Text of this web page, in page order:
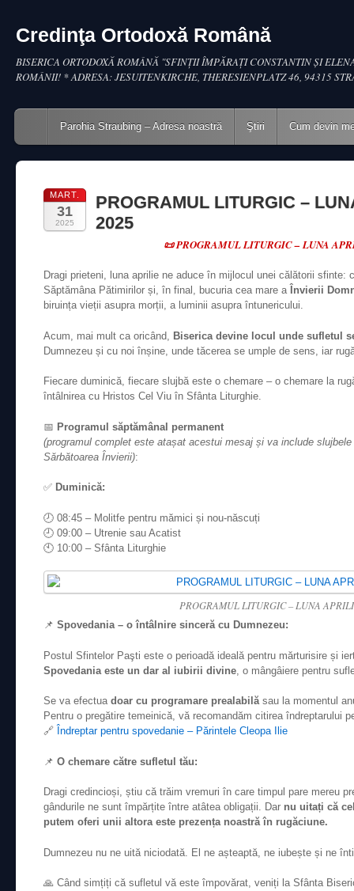
Credinţa Ortodoxă Română
BISERICA ORTODOXĂ ROMÂNĂ "SFINŢII ÎMPĂRAŢI CONSTANTIN ŞI
ROMÂNII! * ADRESA: JESUITENKIRCHE, THERESIENPLATZ 46, 94315
Main menu
Skip to content
Parohia Straubing – Adresa noastră Ştiri Cum devin
MART.
31
2025
PROGRAMUL LITURGIC –
2025
📜 PROGRAMUL LITURGIC – LUNA
Dragi prieteni, luna aprilie ne aduce în mijlocul unei călătorii sfinte:
Săptămâna Pătimirilor și, în final, bucuria cea mare a Învierii
biruința vieții asupra morții, a luminii asupra întunericului.
Acum, mai mult ca oricând,
Biserica devine locul unde sufletul
Dumnezeu și cu noi înșine, unde tăcerea se umple de sens, iar
Fiecare duminică, fiecare slujbă este o chemare – o chemare la
întâlnirea cu Hristos Cel Viu în Sfânta Liturghie.
📅 Programul săptămânal permanent
(programul complet este atașat acestui mesaj și va include
Sărbătoarea Învierii):
✅ Duminică:
🕗 08:45 – Molitfe pentru mămici și nou-născuți
🕘 09:00 – Utrenie sau Acatist
🕙 10:00 – Sfânta Liturghie
PROGRAMUL LITURGIC – LUNA
📌 Spovedania – o întâlnire sinceră cu Dumnezeu:
Postul Sfintelor Paşti este o perioadă ideală pentru mărturisire și
Spovedania este un dar al iubirii divine , o mângâiere pentru
Se va efectua doar cu programare prealabilăsau la momentul
Pentru o pregătire temeinică, vă recomandăm citirea îndreptarului
🔗 Îndreptar pentru spovedanie – Părintele Cleopa Ilie
📌 O chemare către sufletul tău:
Dragi credincioși, știu că trăim vremuri în care timpul pare mereu
gândurile ne sunt împărțite între atâtea obligații. Dar nu uitați că
putem oferi unii altora este prezența noastră în rugăciune.
Dumnezeu nu ne uită niciodată. El ne așteaptă, ne iubește și ne
🙏 Când simțiți că sufletul vă este împovărat, veniți la Sfânta